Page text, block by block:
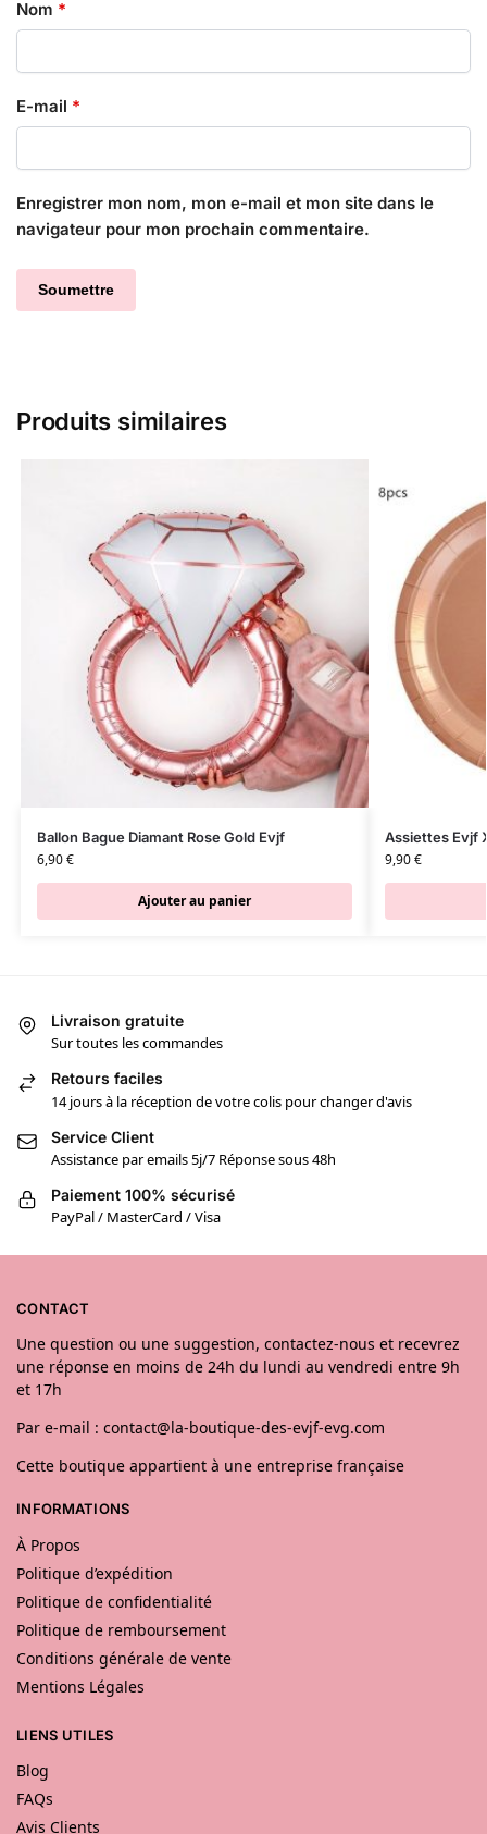
Nom *
E-mail *
Enregistrer mon nom, mon e-mail et mon site dans le
navigateur pour mon prochain commentaire.
Produits similaires
Ballon Bague Diamant Rose Gold Evjf
6,90€
Ajouter au panier
Assiettes Evjf
9,90€
Livraison gratuite
Sur toutes les commandes
Retours faciles
14 jours à la réception de votre colis pour changer d'avis
Service Client
Assistance par emails 5j/7 Réponse sous 48h
Paiement 100% sécurisé
PayPal / MasterCard / Visa
CONTACT
Une question ou une suggestion, contactez-nous et recevrez
une réponse en moins de 24h du lundi au vendredi entre 9h
et 17h
Par e-mail : contact@la-boutique-des-evjf-evg.com
Cette boutique appartient à une entreprise française
INFORMATIONS
À Propos
Politique d’expédition
Politique de confidentialité
Politique de remboursement
Conditions générale de vente
Mentions Légales
LIENS UTILES
Blog
FAQs
Avis Clients